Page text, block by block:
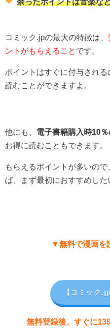
コミック.jpの最大の特徴は、
ントがもらえること です。
ポイントはすぐに付与され
読むことができますよ。
他にも、 電子書籍購入時10
お得に読むこともできます。
もらえるポイントが多いの
ば、まず最初におすすめした
▼無料で漫画を
【コミック.jp
無料登録後、すぐに